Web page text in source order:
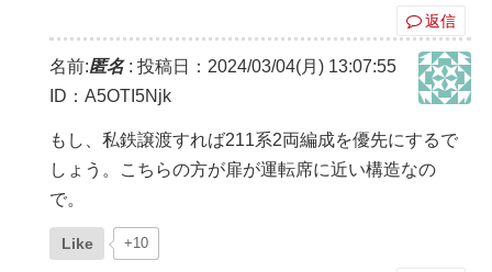
返信
名前:匿名: 投稿日：2024/03/04(月) 13:07:55
ID：A5OTI5Njk
もし、私鉄譲渡すれば211系2両編成を優先にするで
しょう。こちらの方が扉が運転席に近い構造なの
で。
Like +10